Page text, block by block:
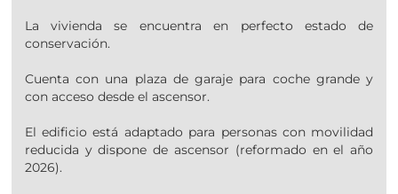
La vivienda se encuentra en perfecto estado de
conservación.
Cuenta con una plaza de garaje para coche grande y
con acceso desde el ascensor.
El edificio está adaptado para personas con movilidad
reducida y dispone de ascensor (reformado en el año
2026).